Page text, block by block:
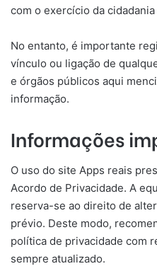
com o exercício da
No entanto, é importante
vínculo ou ligação de
e órgãos públicos aqui
informação.
Informações
O uso do site Apps reais
Acordo de Privacidade. A
reserva-se ao direito de
prévio. Deste modo,
política de privacidade com
sempre atualizado.